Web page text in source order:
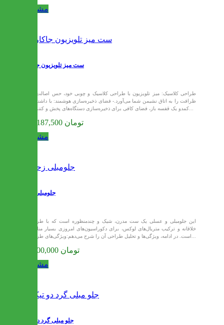
مشاهده
ست میز تلویزیون جاکارتا
ظرافت را به اتاق نشیمن شما می‌آورد.- فضای ذخیره‌سازی هوشمند: با داشتن دو
120,187,500 تومان
مشاهده
جلومبلی زحل
این جلومبلی و عسلی یک ست مدرن، شیک و چندمنظوره است که با طراحی
خلاقانه و ترکیب متریال‌های لوکس، برای دکوراسیون‌های امروزی بسیار مناسب
82,500,000 تومان
مشاهده
جلو مبلی گرد دو تیکه